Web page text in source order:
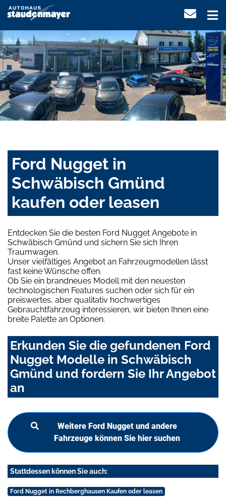
Ford Nugget in
Schwäbisch Gmünd
kaufen oder leasen
Entdecken Sie die besten Ford Nugget Angebote in
Schwäbisch Gmünd und sichern Sie sich Ihren
Traumwagen.
Unser vielfältiges Angebot an Fahrzeugmodellen lässt
fast keine Wünsche offen.
Ob Sie ein brandneues Modell mit den neuesten
technologischen Features suchen oder sich für ein
preiswertes, aber qualitativ hochwertiges
Gebrauchtfahrzeug interessieren, wir bieten Ihnen eine
breite Palette an Optionen.
Erkunden Sie die gefundenen Ford
Nugget Modelle in Schwäbisch
Gmünd und fordern Sie Ihr Angebot
an
Weitere Ford Nugget und andere
Fahrzeuge können Sie hier suchen
Stattdessen können Sie auch:
Ford Nugget in Rechberghausen Kaufen oder leasen